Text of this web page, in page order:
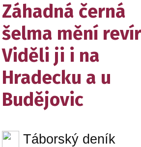
Záhadná černá
šelma mění
Viděli ji i na
Hradecku a u
Budějovic
Táborský deník